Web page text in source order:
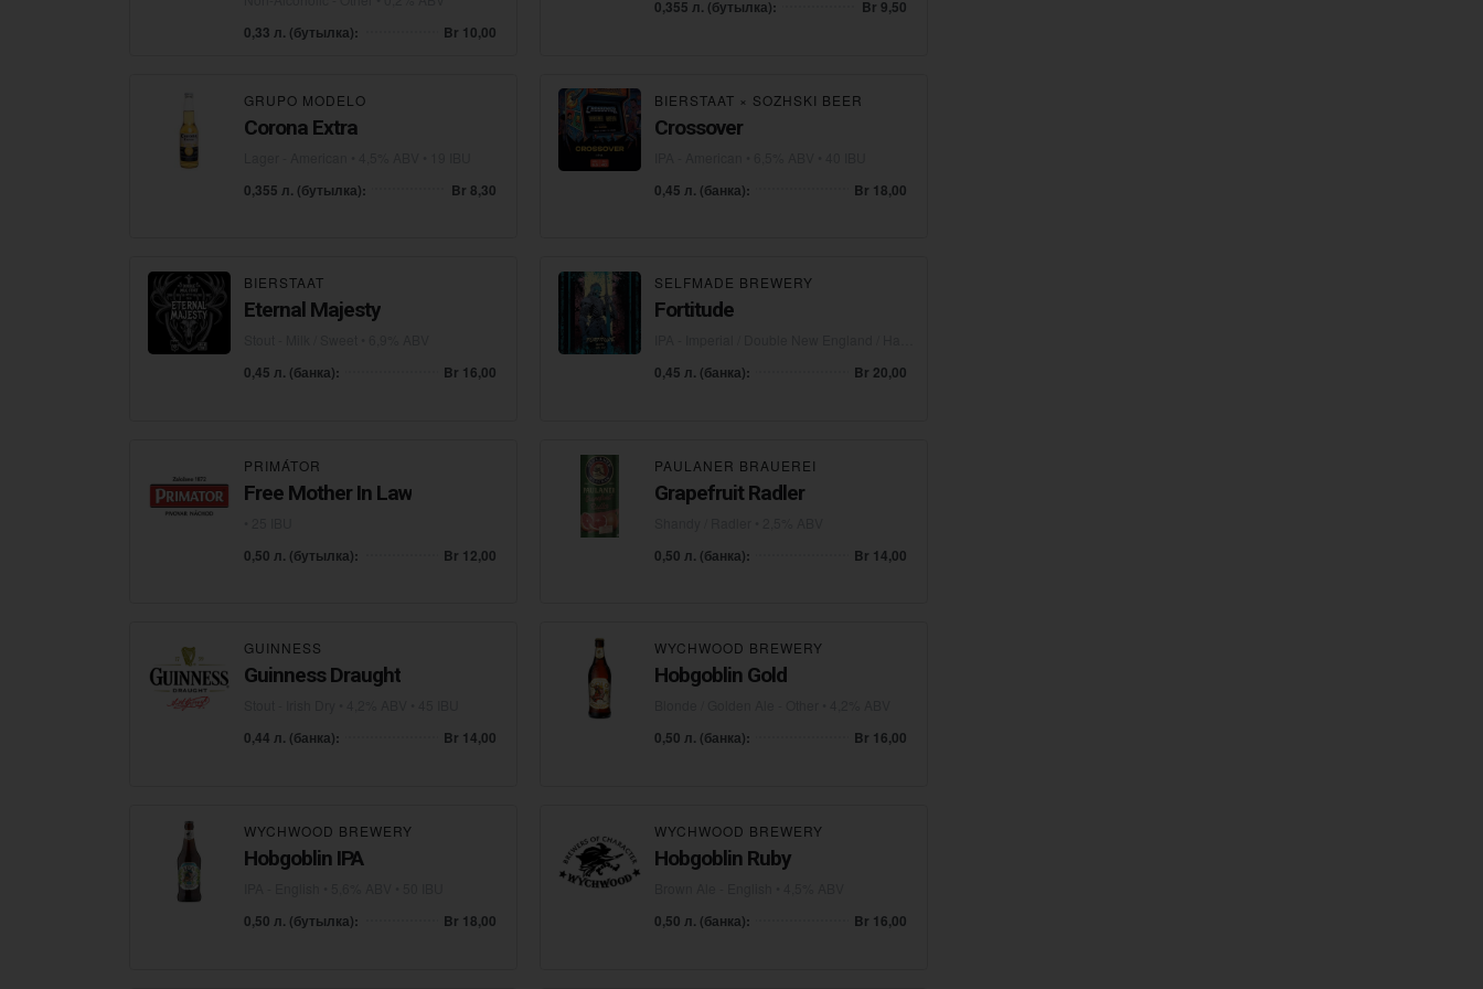
0,33 л. (бутылка): Br 10,00
0,355 л. (бутылка): Br 9,50
GRUPO MODELO
Corona Extra
0,355 л. (бутылка): Br 8,30
BIERSTAAT × SOZHSKI BEER
Crossover
0,45 л. (банка): Br 18,00
BIERSTAAT
Eternal Majesty
0,45 л. (банка): Br 16,00
SELFMADE BREWERY
Fortitude
0,45 л. (банка): Br 20,00
PRIMÁTOR
Free Mother In Law
0,50 л. (бутылка): Br 12,00
PAULANER BRAUEREI
Grapefruit Radler
0,50 л. (банка): Br 14,00
GUINNESS
Guinness Draught
0,44 л. (банка): Br 14,00
WYCHWOOD BREWERY
Hobgoblin Gold
0,50 л. (банка): Br 16,00
WYCHWOOD BREWERY
Hobgoblin IPA
0,50 л. (бутылка): Br 18,00
WYCHWOOD BREWERY
Hobgoblin Ruby
0,50 л. (банка): Br 16,00